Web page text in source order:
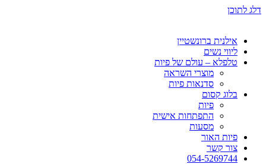
ברונשטיין
נשים
– עולם של פיות
מוצרי השראה
סדנאות פיות
קסום
התפתחות אישית
מסעות
האור
קשר
054-